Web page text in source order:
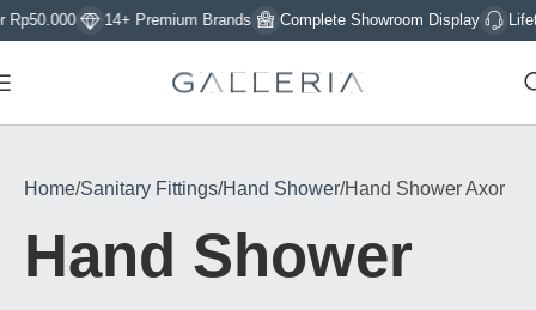
14+ Premium Brands Complete Showroom Display Lifetime
Home Sanitary Fittings Hand Shower Hand Shower Axor
Hand Shower